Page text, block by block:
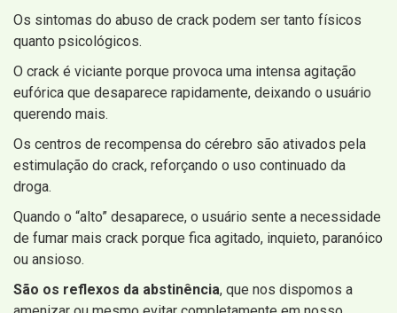
Os sintomas do abuso de crack podem ser tanto físicos
quanto psicológicos.
O crack é viciante porque provoca uma intensa agitação
eufórica que desaparece rapidamente, deixando o usuário
querendo mais.
Os centros de recompensa do cérebro são ativados pela
estimulação do crack, reforçando o uso continuado da
droga.
Quando o “alto” desaparece, o usuário sente a necessidade
de fumar mais crack porque fica agitado, inquieto, paranóico
ou ansioso.
São os reflexos da abstinência, que nos dispomos a